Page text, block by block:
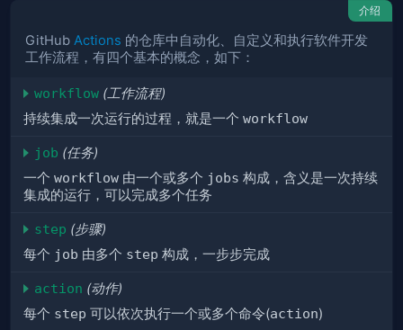
介绍
GitHub Actions 的仓库中自动化、自定义和执行软件开发
工作流程，有四个基本的概念，如下：
workflow (工作流程)
持续集成一次运行的过程，就是一个 workflow
job (任务)
一个 workflow 由一个或多个 jobs 构成，含义是一次持续
集成的运行，可以完成多个任务
step (步骤)
每个 job 由多个 step 构成，一步步完成
action (动作)
每个 step 可以依次执行一个或多个命令(action)